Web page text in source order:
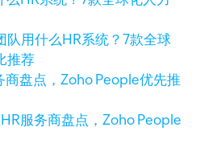
队用什么HR系统？7款全球
推荐
服务商盘点，Zoho People